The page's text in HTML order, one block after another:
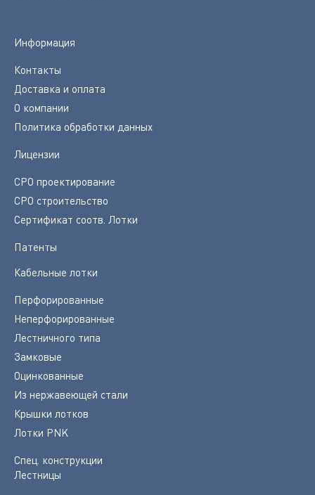
Информация
Контакты
Доставка и оплата
О компании
Политика обработки данных
Лицензии
СРО проектирование
СРО строительство
Сертификат соотв. Лотки
Патенты
Кабельные лотки
Перфорированные
Неперфорированные
Лестничного типа
Замковые
Оцинкованные
Из нержавеющей стали
Крышки лотков
Лотки PNK
Спец. конструкции
Лестницы